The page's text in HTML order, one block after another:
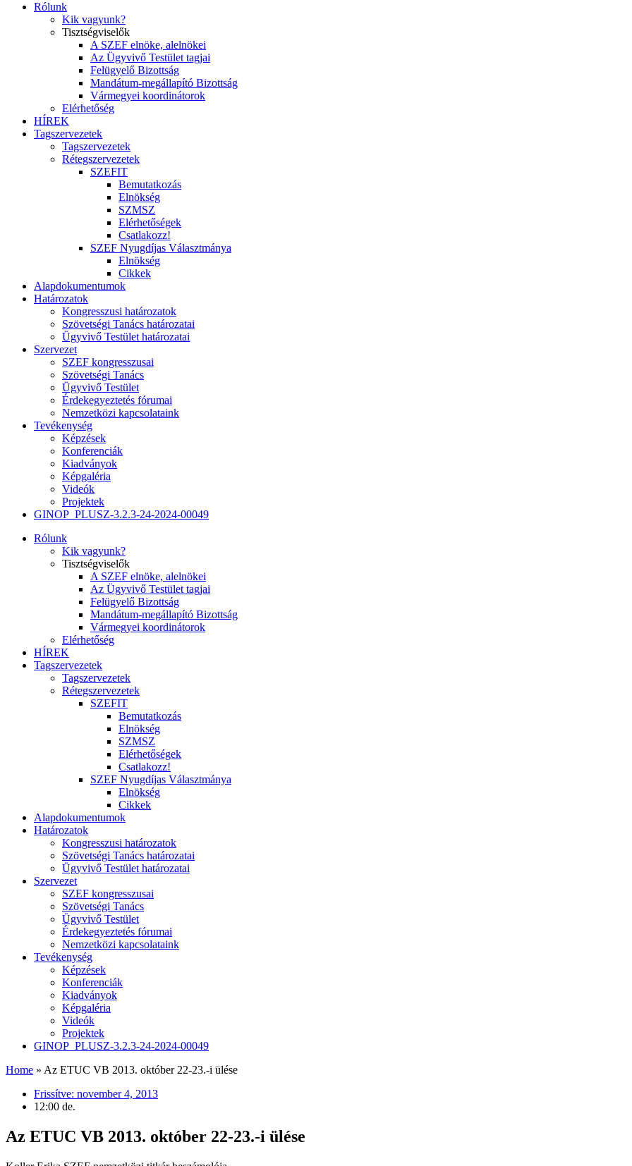
Rólunk
Kik vagyunk?
Tisztségviselők
A SZEF elnöke, alelnökei
Az Ügyvivő Testület tagjai
Felügyelő Bizottság
Mandátum-megállapító Bizottság
Vármegyei koordinátorok
Elérhetőség
HÍREK
Tagszervezetek
Tagszervezetek
Rétegszervezetek
SZEFIT
Bemutatkozás
Elnökség
SZMSZ
Elérhetőségek
Csatlakozz!
SZEF Nyugdíjas Választmánya
Elnökség
Cikkek
Alapdokumentumok
Határozatok
Kongresszusi határozatok
Szövetségi Tanács határozatai
Ügyvivő Testület határozatai
Szervezet
SZEF kongresszusai
Szövetségi Tanács
Ügyvivő Testület
Érdekegyeztetés fórumai
Nemzetközi kapcsolataink
Tevékenység
Képzések
Konferenciák
Kiadványok
Képgaléria
Videók
Projektek
GINOP_PLUSZ-3.2.3-24-2024-00049
Rólunk
Kik vagyunk?
Tisztségviselők
A SZEF elnöke, alelnökei
Az Ügyvivő Testület tagjai
Felügyelő Bizottság
Mandátum-megállapító Bizottság
Vármegyei koordinátorok
Elérhetőség
HÍREK
Tagszervezetek
Tagszervezetek
Rétegszervezetek
SZEFIT
Bemutatkozás
Elnökség
SZMSZ
Elérhetőségek
Csatlakozz!
SZEF Nyugdíjas Választmánya
Elnökség
Cikkek
Alapdokumentumok
Határozatok
Kongresszusi határozatok
Szövetségi Tanács határozatai
Ügyvivő Testület határozatai
Szervezet
SZEF kongresszusai
Szövetségi Tanács
Ügyvivő Testület
Érdekegyeztetés fórumai
Nemzetközi kapcsolataink
Tevékenység
Képzések
Konferenciák
Kiadványok
Képgaléria
Videók
Projektek
GINOP_PLUSZ-3.2.3-24-2024-00049
Home » Az ETUC VB 2013. október 22-23.-i ülése
Frissítve: november 4, 2013
12:00 de.
Az ETUC VB 2013. október 22-23.-i ülése